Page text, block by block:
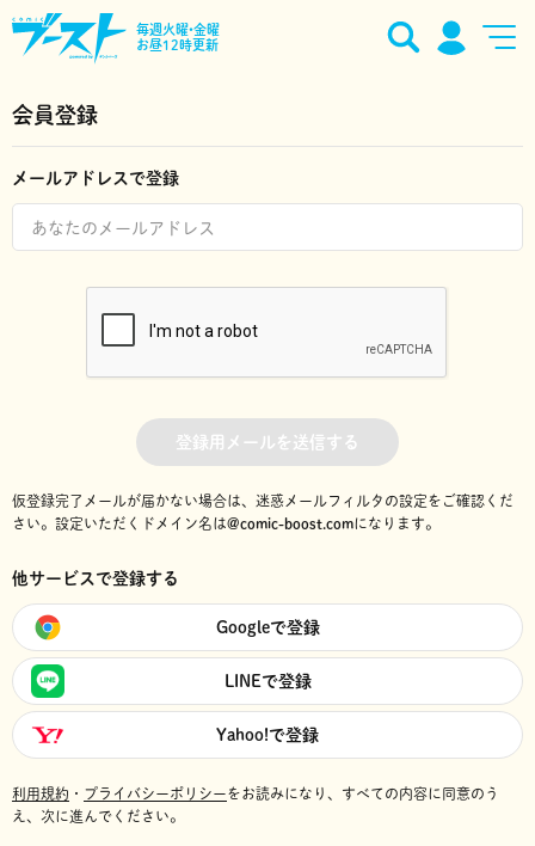
毎週火曜•金曜
お昼12時更新
会員登録
メールアドレスで登録
登録用メールを送信する
仮登録完了メールが届かない場合は、迷惑メールフィルタの設定をご確認くだ
さい。 設定いただくドメイン名は@comic-boost.comになります。
他サービスで登録する
Googleで登録
LINEで登録
Yahoo!で登録
利用規約 ・ プライバシーポリシーをお読みになり、 すべての内容に同意のう
え、次に進んでください。